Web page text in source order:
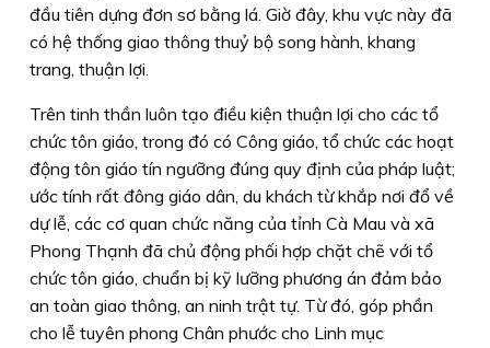
đầu tiên dựng đơn sơ bằng lá. Giờ đây, khu vực này đã
có hệ thống giao thông thuỷ bộ song hành, khang
trang, thuận lợi.
Trên tinh thần luôn tạo điều kiện thuận lợi cho các tổ
chức tôn giáo, trong đó có Công giáo, tổ chức các hoạt
động tôn giáo tín ngưỡng đúng quy định của pháp luật;
ước tính rất đông giáo dân, du khách từ khắp nơi đổ về
dự lễ, các cơ quan chức năng của tỉnh Cà Mau và xã
Phong Thạnh đã chủ động phối hợp chặt chẽ với tổ
chức tôn giáo, chuẩn bị kỹ lưỡng phương án đảm bảo
an toàn giao thông, an ninh trật tự. Từ đó, góp phần
cho lễ tuyên phong Chân phước cho Linh mục